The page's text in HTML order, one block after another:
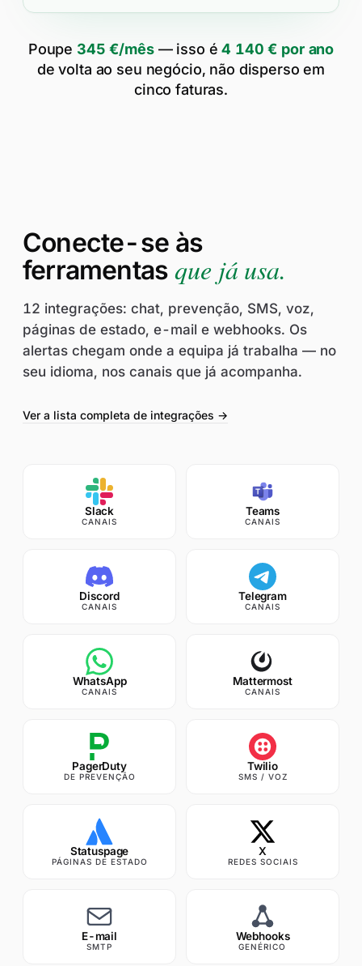
Poupe 345 €/mês— isso é4 140 € por ano
de volta ao seu negócio, não disperso em
cinco faturas.
Conecte-se às
ferramentasque já usa.
12 integrações: chat, prevenção, SMS, voz,
páginas de estado, e-mail e webhooks. Os
alertas chegam onde a equipa já trabalha — no
seu idioma, nos canais que já acompanha.
Ver a lista completa de integrações →
Slack
CANAIS
Teams
CANAIS
Discord
CANAIS
Telegram
CANAIS
WhatsApp
CANAIS
Mattermost
CANAIS
PagerDuty
DE PREVENÇÃO
Twilio
SMS / VOZ
Statuspage
PÁGINAS DE ESTADO
X
REDES SOCIAIS
E-mail
SMTP
Webhooks
GENÉRICO